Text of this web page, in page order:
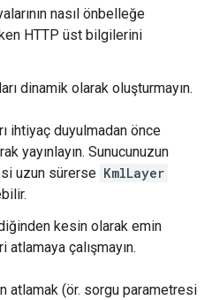
nasıl önbelleğe
HTTP üst bilgilerini
dinamik olarak oluşturmayın.
ihtiyaç duyulmadan önce
yayınlayın. Sunucunuzun
uzun sürerse KmlLayer
kesin olarak emin
çalışmayın.
atlamak (ör. sorgu parametresi